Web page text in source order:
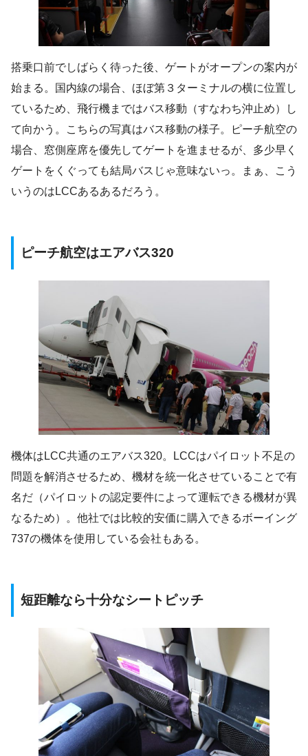
搭乗口前でしばらく待った後、ゲートがオープンの案内が
始まる。国内線の場合、ほぼ第３ターミナルの横に位置し
ているため、飛行機まではバス移動（すなわち沖止め）し
て向かう。こちらの写真はバス移動の様子。ピーチ航空の
場合、窓側座席を優先してゲートを進ませるが、多少早く
ゲートをくぐっても結局バスじゃ意味ないっ。まぁ、こう
いうのはLCCあるあるだろう。
ピーチ航空はエアバス320
機体はLCC共通のエアバス320。LCCはパイロット不足の
問題を解消させるため、機材を統一化させていることで有
名だ（パイロットの認定要件によって運転できる機材が異
なるため）。他社では比較的安価に購入できるボーイング
737の機体を使用している会社もある。
短距離なら十分なシートピッチ